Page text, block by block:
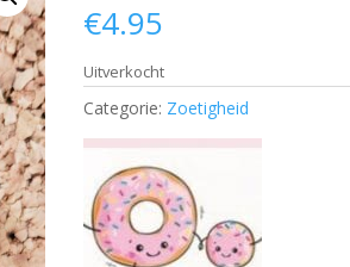
€4.95
Uitverkocht
Categorie: Zoetigheid